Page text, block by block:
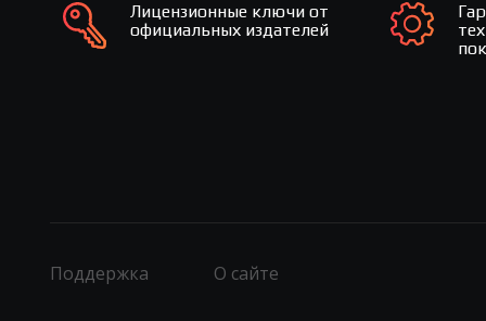
Лицензионные ключи от
официальных издателей
Поддержка О сайте